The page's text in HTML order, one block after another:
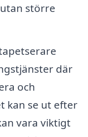
större
där
och
kan se ut efter
vara viktigt